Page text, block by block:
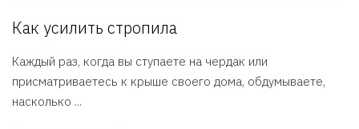
Как усилить стропила
Каждый раз, когда вы ступаете на чердак или
присматриваетесь к крыше своего дома, обдумываете,
насколько ...